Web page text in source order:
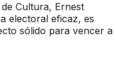
Cultura, Ernest
electoral eficaz, es
sólido para vencer a